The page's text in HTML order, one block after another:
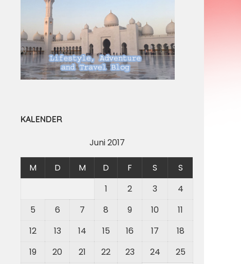
KALENDER
Juni 2017
M D M D F S
S
1
2 3
4
5
6 7 8 9 10
11
12
13 14 15 16 17
18
19
20 21 22 23 24 25